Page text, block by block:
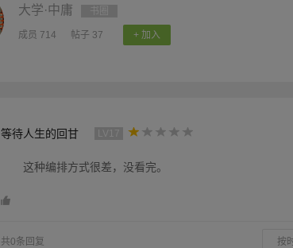
大学·中庸
成员 714 帖子 37
+ 加入
等待人生的回甘
这种编排方式很差，没看完。
共0条回复 按